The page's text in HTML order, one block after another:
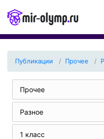
Публикации Прочее
Прочее
Разное
1 класс